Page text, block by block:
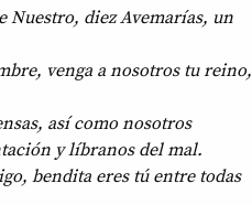
Nuestro, diez Avemarías, un
venga a nosotros tu reino,
así como nosotros
y líbranos del mal.
bendita eres tú entre todas